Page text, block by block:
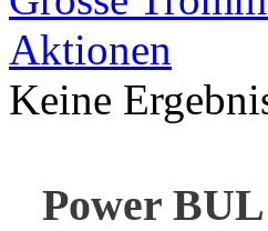
Aktionen
Keine
Power BUL